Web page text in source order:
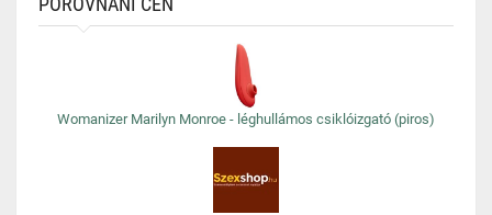
Womanizer Marilyn Monroe - léghullámos csiklóizgató (piros)